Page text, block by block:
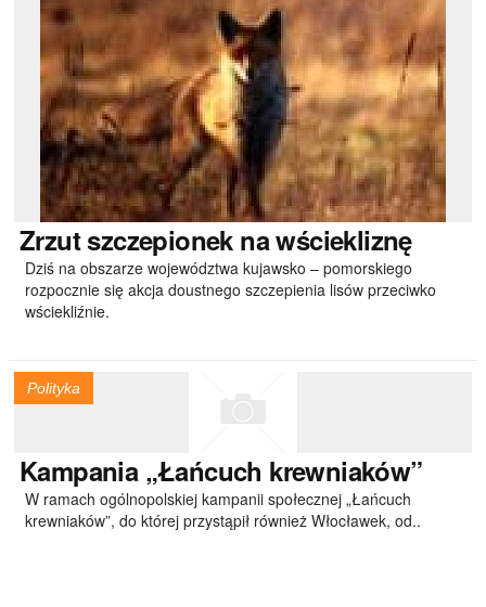
Zrzutszczepionek na wściekliznę
Dziś na obszarze województwa kujawsko – pomorskiego
rozpocznie się akcja doustnego szczepienia lisów przeciwko
wściekliźnie.
Polityka
Kampania„Łańcuch krewniaków”
W ramach ogólnopolskiej kampanii społecznej „Łańcuch
krewniaków”, do której przystąpił również Włocławek, od..